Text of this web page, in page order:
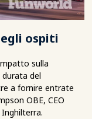
ospiti
sulla
del
a fornire entrate
OBE, CEO